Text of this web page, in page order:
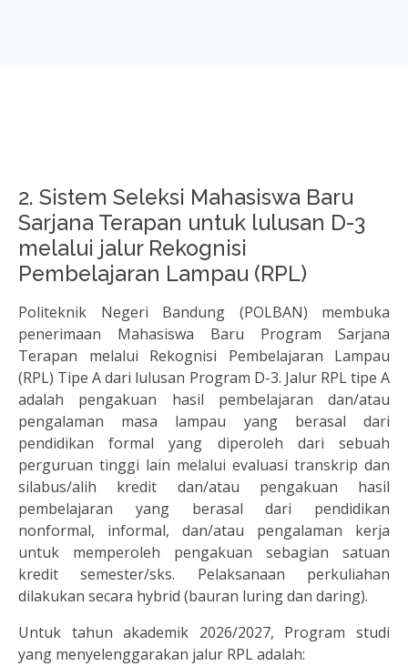
2. Sistem Seleksi Mahasiswa Baru
Sarjana Terapan untuk lulusan D-3
melalui jalur Rekognisi
Pembelajaran Lampau (RPL)
Politeknik Negeri Bandung (POLBAN) membuka
penerimaan Mahasiswa Baru Program Sarjana
Terapan melalui Rekognisi Pembelajaran Lampau
(RPL) Tipe A dari lulusan Program D-3. Jalur RPL tipe A
adalah pengakuan hasil pembelajaran dan/atau
pengalaman masa lampau yang berasal dari
pendidikan formal yang diperoleh dari sebuah
perguruan tinggi lain melalui evaluasi transkrip dan
silabus/alih kredit dan/atau pengakuan hasil
pembelajaran yang berasal dari pendidikan
nonformal, informal, dan/atau pengalaman kerja
untuk memperoleh pengakuan sebagian satuan
kredit semester/sks. Pelaksanaan perkuliahan
dilakukan secara hybrid (bauran luring dan daring).
Untuk tahun akademik 2026/2027, Program studi
yang menyelenggarakan jalur RPL adalah: